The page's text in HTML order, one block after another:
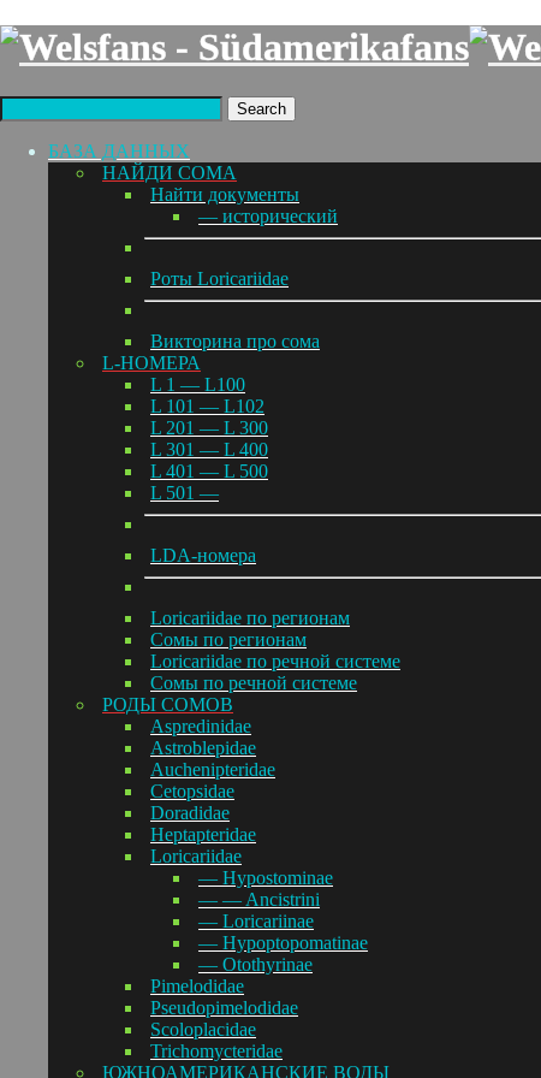
Search
БАЗА ДАННЫХ
НАЙДИ СОМА
Найти документы
— исторический
Роты Loricariidae
Викторина про сома
L-НОМЕРА
L 1 — L100
L 101 — L102
L 201 — L 300
L 301 — L 400
L 401 — L 500
L 501 —
LDA-номера
Loricariidae по регионам
Сомы по регионам
Loricariidae по речной системе
Сомы по речной системе
РОДЫ СОМОВ
Aspredinidae
Astroblepidae
Auchenipteridae
Cetopsidae
Doradidae
Heptapteridae
Loricariidae
— Hypostominae
— — Ancistrini
— Loricariinae
— Hypoptopomatinae
— Otothyrinae
Pimelodidae
Pseudopimelodidae
Scoloplacidae
Trichomycteridae
ЮЖНОАМЕРИКАНСКИЕ ВОДЫ